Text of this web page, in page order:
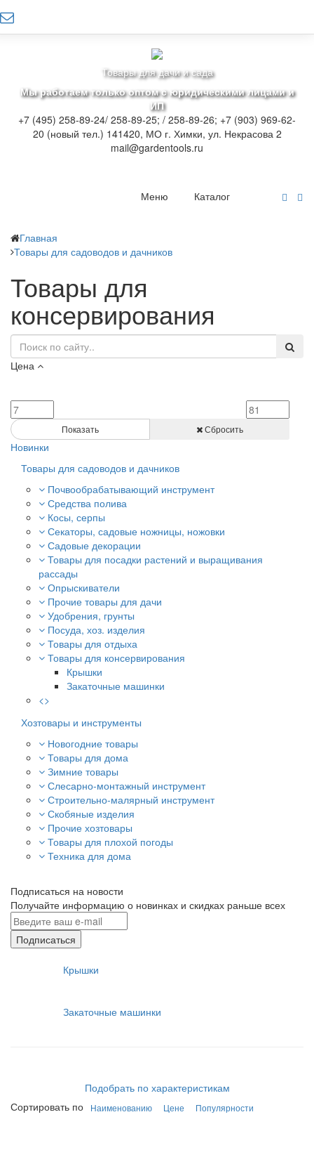
Товары для дачи и сада
Мы работаем только оптом с юридическими лицами и
ИП
+7 (495) 258-89-24/ 258-89-25; / 258-89-26; +7 (903) 969-62-
20 (новый тел.) 141420, МО г. Химки, ул. Некрасова 2
mail@gardentools.ru
Каталог
Меню
Главная
Товары для садоводов и дачников
Товары для
консервирования
Цена
Показать Сбросить
Новинки
Товары для садоводов и дачников
Почвообрабатывающий инструмент
Средства полива
Косы, серпы
Секаторы, садовые ножницы, ножовки
Садовые декорации
Товары для посадки растений и выращивания
рассады
Опрыскиватели
Прочие товары для дачи
Удобрения, грунты
Посуда, хоз. изделия
Товары для отдыха
Товары для консервирования
Крышки
Закаточные машинки
<>
Хозтовары и инструменты
Новогодние товары
Товары для дома
Зимние товары
Слесарно-монтажный инструмент
Строительно-малярный инструмент
Скобяные изделия
Прочие хозтовары
Товары для плохой погоды
Техника для дома
Подписаться на новости
Получайте информацию о новинках и скидках раньше всех
Подписаться
Крышки
Закаточные машинки
Подобрать по характеристикам
Сортировать по
Наименованию Цене Популярности